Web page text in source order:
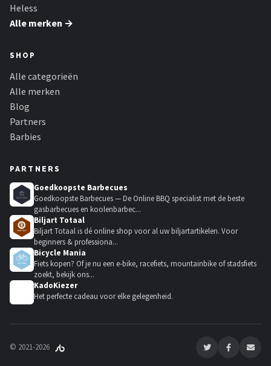
Heless
Alle merken →
SHOP
Alle categorieën
Alle merken
Blog
Partners
Barbies
PARTNERS
Goedkoopste Barbecues
Goedkoopste Barbecues — De Online BBQ specialist met de beste
gasbarbecues en koolenbarbec...
Biljart Totaal
Biljart Totaal is dé online shop voor al uw biljartartikelen. Voor
beginners & professiona...
Bicycle Mania
Fiets kopen? Of je nu een e-bike, racefiets, mountainbike of stadsfiets
zoekt, bekijk ons...
KadoKiezer
Het perfecte cadeau voor elke gelegenheid.
© 2021-2026